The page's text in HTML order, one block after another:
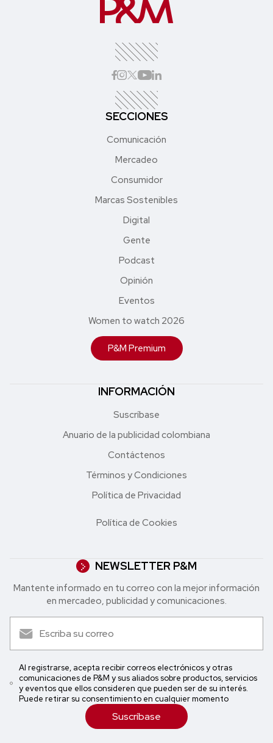
SECCIONES
Comunicación
Mercadeo
Consumidor
Marcas Sostenibles
Digital
Gente
Podcast
Opinión
Eventos
Women to watch 2026
P&M Premium
INFORMACIÓN
Suscríbase
Anuario de la publicidad colombiana
Contáctenos
Términos y Condiciones
Política de Privacidad
Política de Cookies
NEWSLETTER P&M
Mantente informado en tu correo con la mejor in formación
en mercadeo, publicidad y comunicaciones.
Al registrarse, acepta recibir correos electrónicos y otras
comunicaciones de P&M y sus aliados sobre productos, servicios
y eventos que ellos consideren que pueden ser de su interés.
Puede retirar su consentimiento en cualquier momento
Suscríbase